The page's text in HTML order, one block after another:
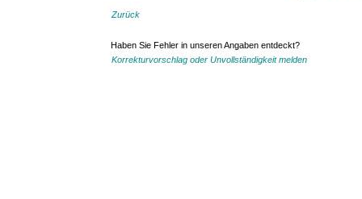
Zurück
Haben Sie Fehler in unseren Angaben entdeckt?
Korrekturvorschlag oder Unvollständigkeit melden